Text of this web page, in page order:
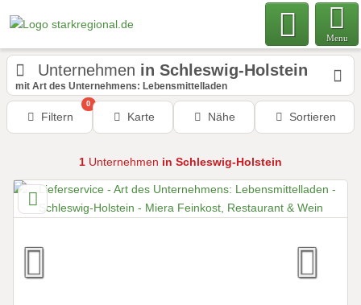
Menu
Unternehmen in Schleswig-Holstein
mit Art des Unternehmens: Lebensmittelladen
Filtern
0
Karte Nähe Sortieren
1 Unternehmen in Schleswig-Holstein